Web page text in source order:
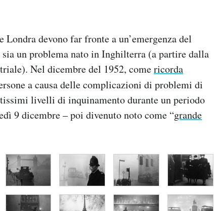
devono far fronte a un’emergenza del
un problema nato in Inghilterra (a partire dalla
Nel dicembre del 1952, comericorda
a causa delle complicazioni di problemi di
livelli di inquinamento durante un periodo
9 dicembre – poi divenuto noto come “grande